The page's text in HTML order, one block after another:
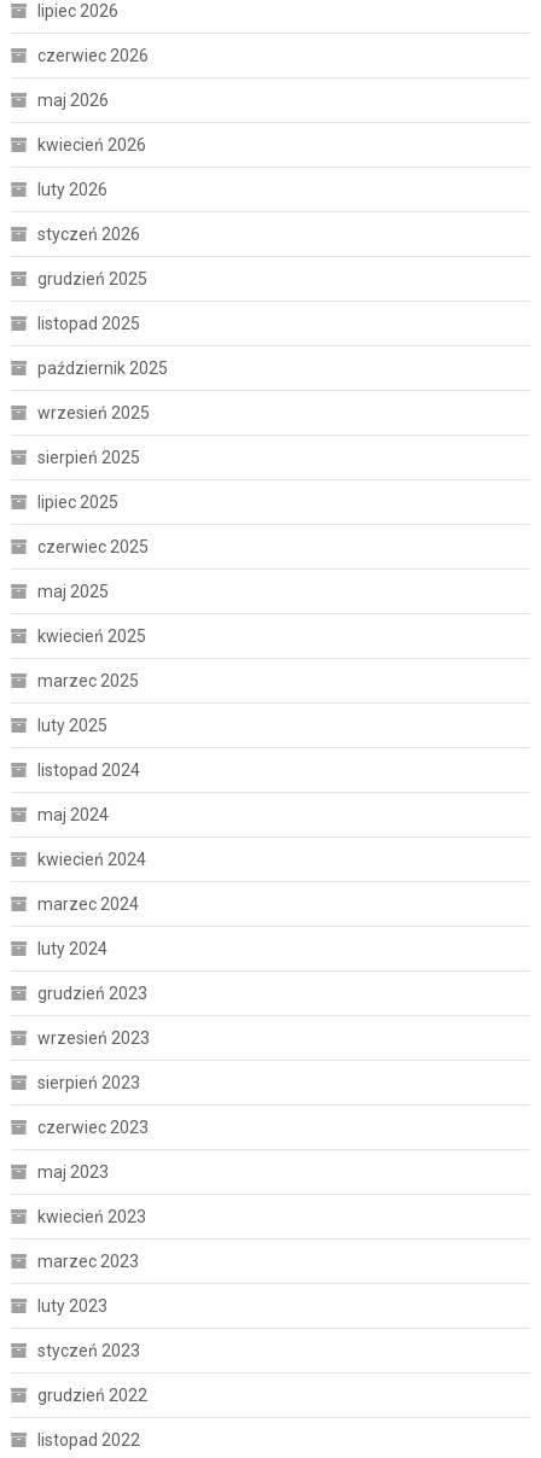
lipiec 2026
czerwiec 2026
maj 2026
kwiecień 2026
luty 2026
styczeń 2026
grudzień 2025
listopad 2025
październik 2025
wrzesień 2025
sierpień 2025
lipiec 2025
czerwiec 2025
maj 2025
kwiecień 2025
marzec 2025
luty 2025
listopad 2024
maj 2024
kwiecień 2024
marzec 2024
luty 2024
grudzień 2023
wrzesień 2023
sierpień 2023
czerwiec 2023
maj 2023
kwiecień 2023
marzec 2023
luty 2023
styczeń 2023
grudzień 2022
listopad 2022